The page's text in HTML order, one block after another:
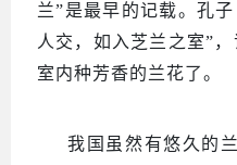
兰”是最早的记载。孔
人交，如入芝兰之室”
室内种芳香的兰花了。
我国虽然有悠久的